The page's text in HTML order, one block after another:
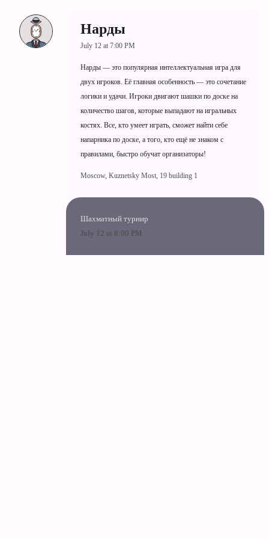
Нарды
July 12 at 7:00 PM
Нарды — это популярная интеллектуальная игра для
двух игроков. Её главная особенность — это сочетание
логики и удачи. Игроки двигают шашки по доске на
количество шагов, которые выпадают на игральных
костях. Все, кто умеет играть, сможет найти себе
напарника по доске, а того, кто ещё не знаком с
правилами, быстро обучат организаторы!
Moscow, Kuznetsky Most, 19 building 1
Шахматный турнир
July 12 at 8:00 PM